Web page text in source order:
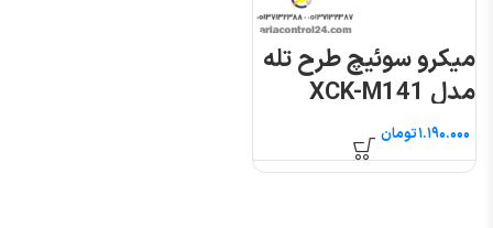
میکرو سوئیچ طرح تله
مدل XCK-M141
تومان